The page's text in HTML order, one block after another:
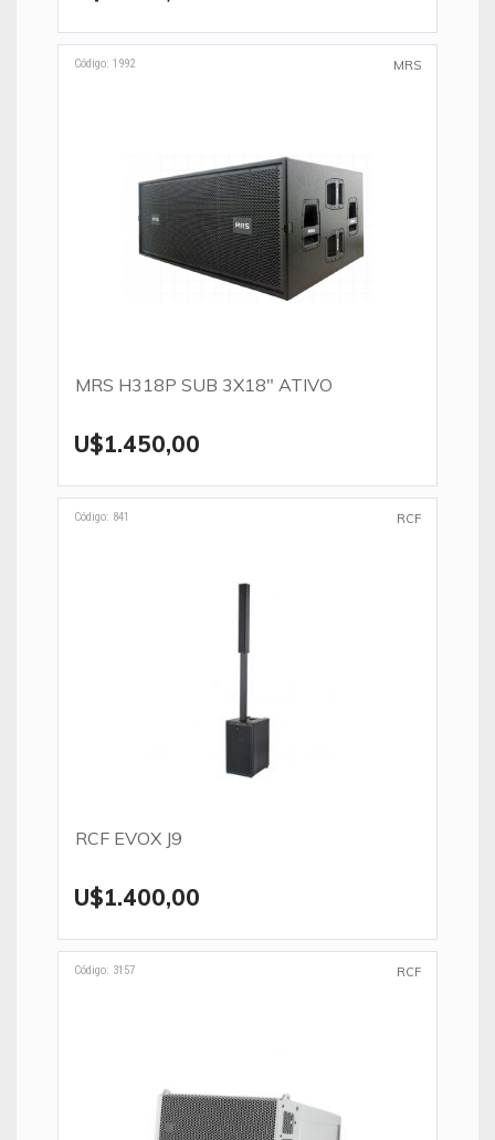
Código: 1992 MRS
MRS H318P SUB 3X18" ATIVO
U$1.450,00
Código: 841 RCF
RCF EVOX J9
U$1.400,00
Código: 3157 RCF